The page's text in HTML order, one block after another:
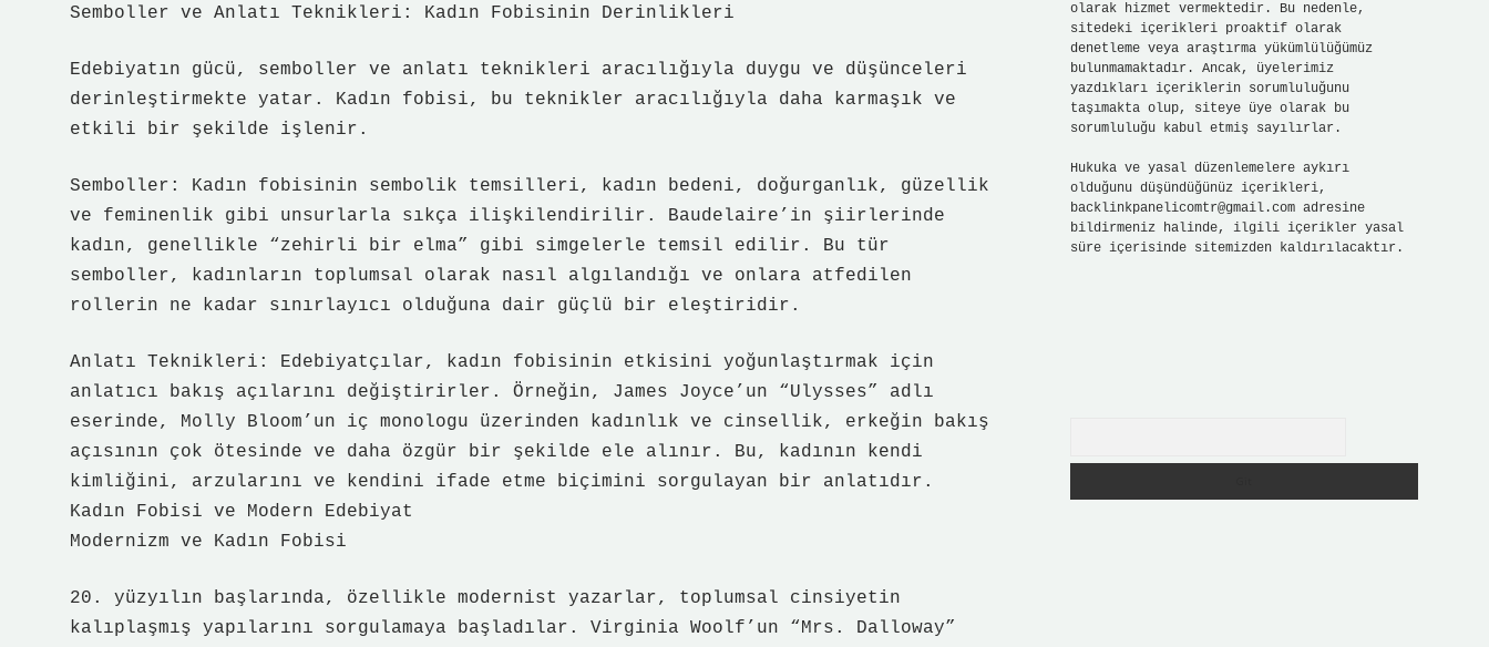
Semboller ve Anlatı Teknikleri: Kadın Fobisinin Derinlikleri
Edebiyatın gücü, semboller ve anlatı teknikleri aracılığıyla duygu ve düşünceleri
derinleştirmekte yatar. Kadın fobisi, bu teknikler aracılığıyla daha karmaşık ve
etkili bir şekilde işlenir.
Semboller: Kadın fobisinin sembolik temsilleri, kadın bedeni, doğurganlık, güzellik
ve feminenlik gibi unsurlarla sıkça ilişkilendirilir. Baudelaire’in şiirlerinde
kadın, genellikle “zehirli bir elma” gibi simgelerle temsil edilir. Bu tür
semboller, kadınların toplumsal olarak nasıl algılandığı ve onlara atfedilen
rollerin ne kadar sınırlayıcı olduğuna dair güçlü bir eleştiridir.
Anlatı Teknikleri: Edebiyatçılar, kadın fobisinin etkisini yoğunlaştırmak için
anlatıcı bakış açılarını değiştirirler. Örneğin, James Joyce’un “Ulysses” adlı
eserinde, Molly Bloom’un iç monologu üzerinden kadınlık ve cinsellik, erkeğin bakış
açısının çok ötesinde ve daha özgür bir şekilde ele alınır. Bu, kadının kendi
kimliğini, arzularını ve kendini ifade etme biçimini sorgulayan bir anlatıdır.
Kadın Fobisi ve Modern Edebiyat
Modernizm ve Kadın Fobisi
20. yüzyılın başlarında, özellikle modernist yazarlar, toplumsal cinsiyetin
kalıplaşmış yapılarını sorgulamaya başladılar. Virginia Woolf’un “Mrs. Dalloway”
olarak hizmet vermektedir. Bu nedenle,
sitedeki içerikleri proaktif olarak
denetleme veya araştırma yükümlülüğümüz
bulunmamaktadır. Ancak, üyelerimiz
yazdıkları içeriklerin sorumluluğunu
taşımakta olup, siteye üye olarak bu
sorumluluğu kabul etmiş sayılırlar.
Hukuka ve yasal düzenlemelere aykırı
olduğunu düşündüğünüz içerikleri,
backlinkpanelicomtr@gmail.comadresine
bildirmeniz halinde, ilgili içerikler yasal
süre içerisinde sitemizden kaldırılacaktır.